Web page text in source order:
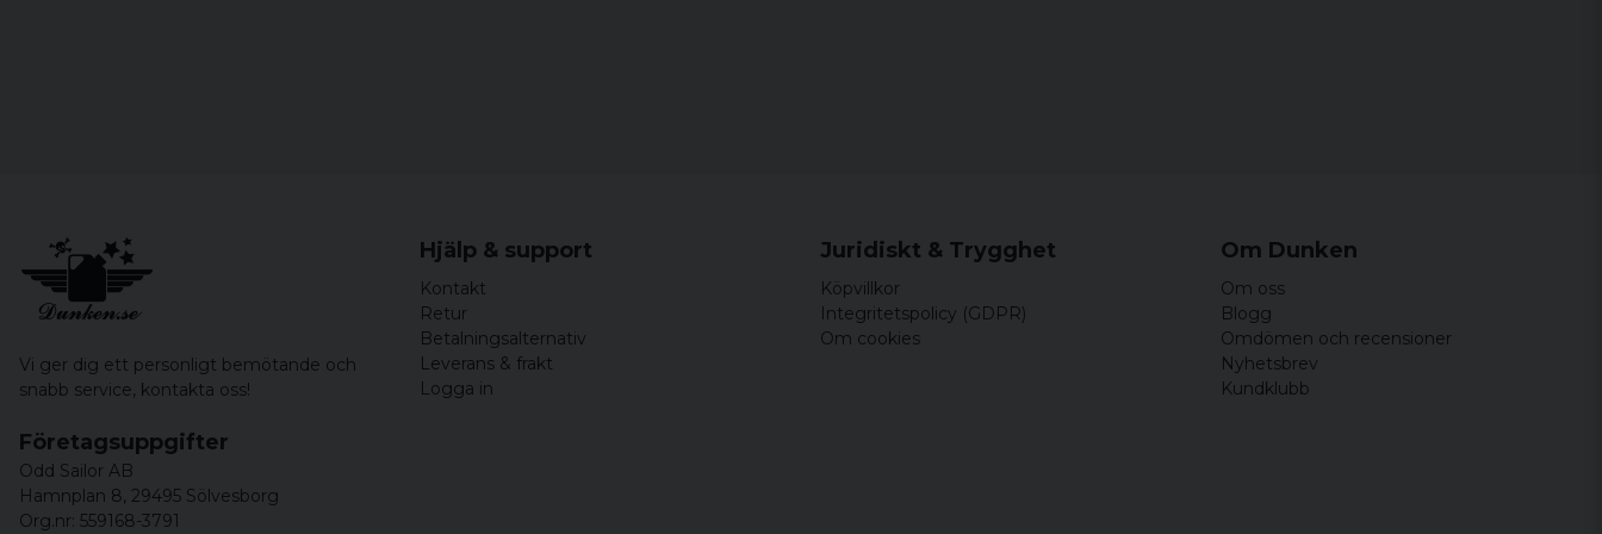
Vi ger dig ett personligt bemötande och
snabb service, kontakta oss!
Hjälp & support
Kontakt
Retur
Betalningsalternativ
Leverans & frakt
Logga in
Juridiskt & Trygghet
Köpvillkor
Integritetspolicy (GDPR)
Om cookies
Om Dunken
Om oss
Blogg
Omdömen och recensioner
Nyhetsbrev
Kundklubb
Företagsuppgifter
Odd Sailor AB
Hamnplan 8, 29495 Sölvesborg
Org.nr: 559168-3791